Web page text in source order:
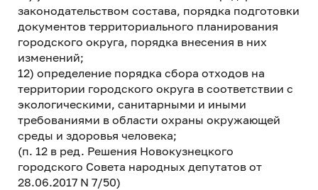
законодательством состава, порядка подготовки
документов территориального планирования
городского округа, порядка внесения в них
изменений;
12) определение порядка сбора отходов на
территории городского округа в соответствии с
экологическими, санитарными и иными
требованиями в области охраны окружающей
среды и здоровья человека;
(п. 12 в ред. Решения Новокузнецкого
городского Совета народных депутатов от
28.06.2017 N 7/50)